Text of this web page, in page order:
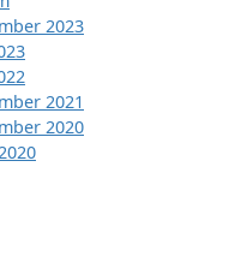
2023
2021
2020